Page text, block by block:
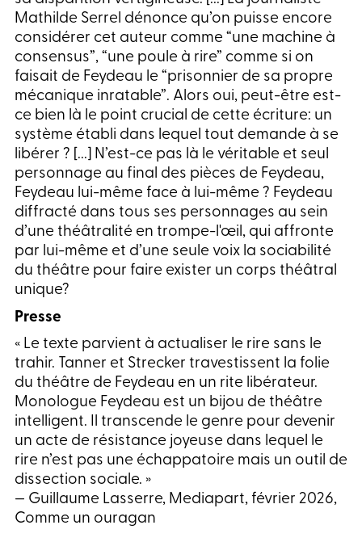
Mathilde Serrel dénonce qu’on puisse encore
considérer cet auteur comme “une machine à
consensus”, “une poule à rire” comme si on
faisait de Feydeau le “prisonnier de sa propre
mécanique inratable”. Alors oui, peut-être est-
ce bien là le point crucial de cette écriture: un
système établi dans lequel tout demande à se
libérer ? [...] N’est-ce pas là le véritable et seul
personnage au final des pièces de Feydeau,
Feydeau lui-même face à lui-même ? Feydeau
diffracté dans tous ses personnages au sein
d’une théâtralité en trompe-l'œil, qui affronte
par lui-même et d’une seule voix la sociabilité
du théâtre pour faire exister un corps théâtral
unique?
Presse
« Le texte parvient à actualiser le rire sans le
trahir. Tanner et Strecker travestissent la folie
du théâtre de Feydeau en un rite libérateur.
Monologue Feydeau est un bijou de théâtre
intelligent. Il transcende le genre pour devenir
un acte de résistance joyeuse dans lequel le
rire n’est pas une échappatoire mais un outil de
dissection sociale. »
— Guillaume Lasserre, Mediapart, février 2026,
Comme un ouragan